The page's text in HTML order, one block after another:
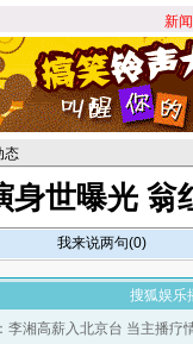
新闻
态
身世曝光
我来说两句(0)
搜狐娱乐
李湘高薪入北京台 当主播疗